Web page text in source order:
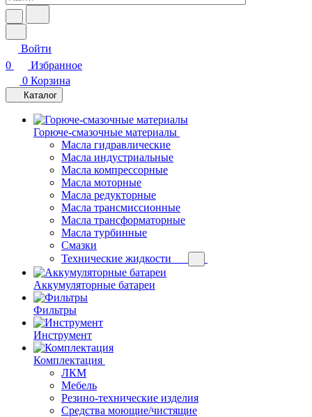
Войти
0
Избранное
0 Корзина
Каталог
Горюче-смазочные материалы
Масла гидравлические
Масла индустриальные
Масла компрессорные
Масла моторные
Масла редукторные
Масла трансмиссионные
Масла трансформаторные
Масла турбинные
Смазки
Технические жидкости
Аккумуляторные батареи
Фильтры
Инструмент
Комплектация
ЛКМ
Мебель
Резино-технические изделия
Средства моющие/чистящие